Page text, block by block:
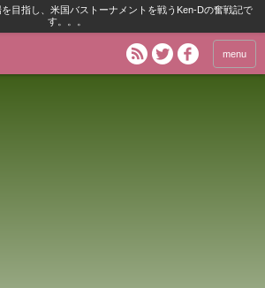
目指し、米国バストーナメントを戦うKen-Dの奮戦記で
す。。。
menu